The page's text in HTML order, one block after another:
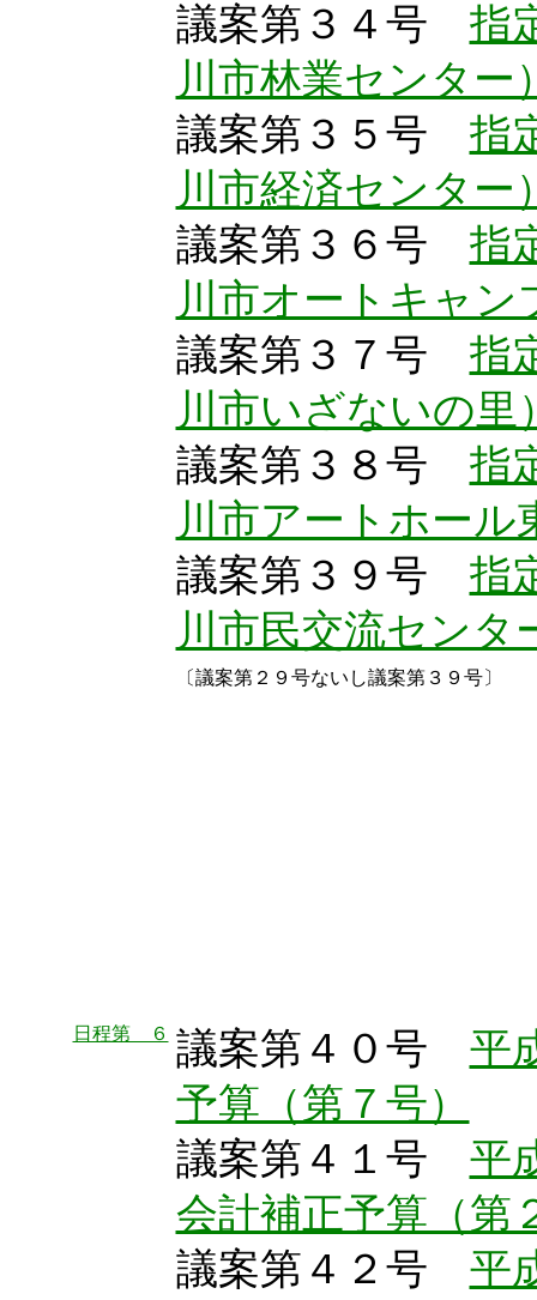
議案第３４号 指
川市林業センター
議案第３５号 指
川市経済センター
議案第３６号 指
川市オートキャン
議案第３７号 指
川市いざないの里
議案第３８号 指
川市アートホール
議案第３９号 指
川市民交流センタ
〔議案第２９号ないし議案第３９号〕
日程第 ６ 議案第４０号 平
予算（第７号）
議案第４１号 平
会計補正予算（第
議案第４２号 平